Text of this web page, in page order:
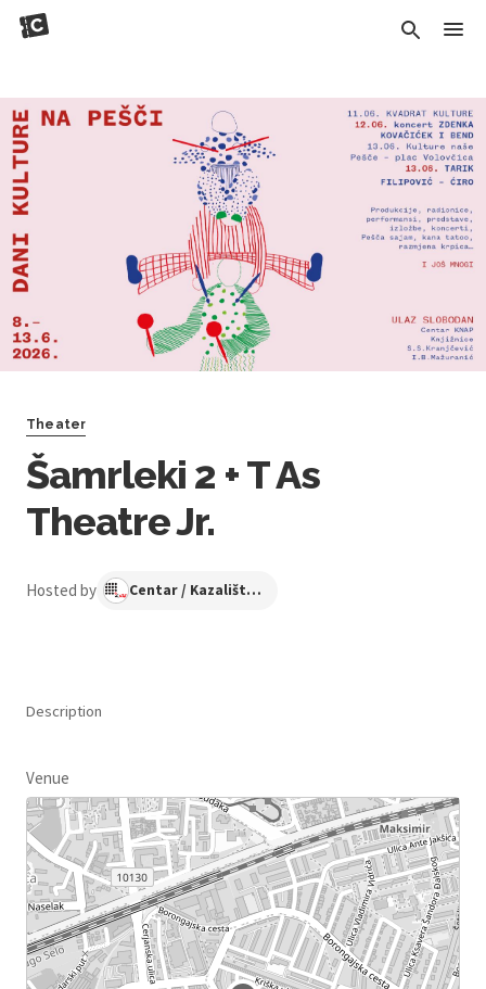
Theater
Šamrleki 2 + T As
Theatre Jr.
Hosted by Centar / Kazalište KNAP
Description
Venue